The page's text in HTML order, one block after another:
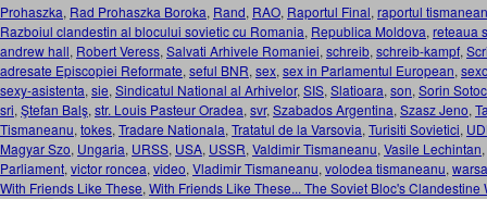
Prohaszka, Rad Prohaszka Boroka, Rand, RAO, Raportul Final, raportul
Razboiul clandestin al blocului sovietic cu Romania, Republica Moldova, reteaua
andrew hall, Robert Veress, Salvati Arhivele Romaniei, schreib, schreib-kampf,
adresate Episcopiei Reformate, seful BNR, sex, sex in Parlamentul European,
sexy-asistenta, sie, Sindicatul National al Arhivelor, SIS, Slatioara, son, Sorin Sotoc
sri, Ştefan Balş, str. Louis Pasteur Oradea, svr, Szabados Argentina, Szasz Jeno,
Tismaneanu, tokes, Tradare Nationala, Tratatul de la Varsovia, Turisiti Sovietici,
Magyar Szo, Ungaria, URSS, USA, USSR, Valdimir Tismaneanu, Vasile Lechintan,
Parliament, victor roncea, video, Vladimir Tismaneanu, volodea tismaneanu,
With Friends Like These, With Friends Like These... The Soviet Bloc's Clandestine